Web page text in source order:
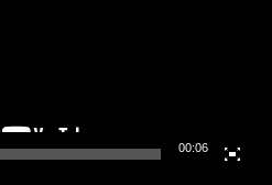
00:06